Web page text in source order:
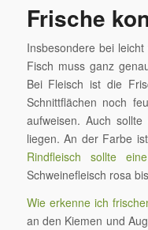
Frische
Insbesondere bei
Fisch muss ganz
Bei Fleisch ist die
Schnittflächen noch
aufweisen. Auch
liegen. An der Farbe
Rindfleisch sollte
Schweinefleisch rosa
Wie erkenne ich
an den Kiemen und